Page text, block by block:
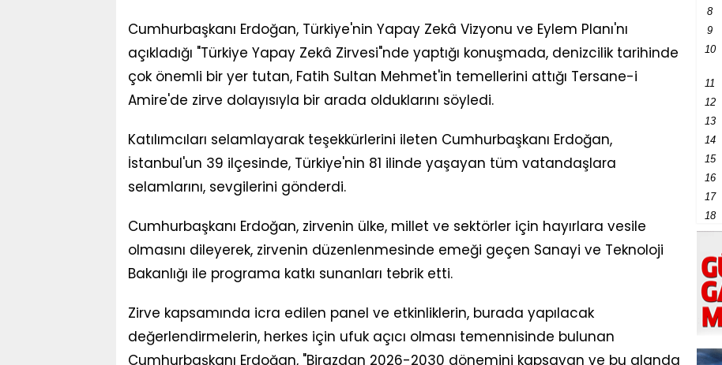
Cumhurbaşkanı Erdoğan, Türkiye'nin Yapay Zekâ Vizyonu ve Eylem Planı'nı
açıkladığı "Türkiye Yapay Zekâ Zirvesi"nde yaptığı konuşmada, denizcilik tarihinde
çok önemli bir yer tutan, Fatih Sultan Mehmet'in temellerini attığı Tersane-i
Amire'de zirve dolayısıyla bir arada olduklarını söyledi.
Katılımcıları selamlayarak teşekkürlerini ileten Cumhurbaşkanı Erdoğan,
İstanbul'un 39 ilçesinde, Türkiye'nin 81 ilinde yaşayan tüm vatandaşlara
selamlarını, sevgilerini gönderdi.
Cumhurbaşkanı Erdoğan, zirvenin ülke, millet ve sektörler için hayırlara vesile
olmasını dileyerek, zirvenin düzenlenmesinde emeği geçen Sanayi ve Teknoloji
Bakanlığı ile programa katkı sunanları tebrik etti.
Zirve kapsamında icra edilen panel ve etkinliklerin, burada yapılacak
değerlendirmelerin, herkes için ufuk açıcı olması temennisinde bulunan
Cumhurbaşkanı Erdoğan, "Birazdan 2026-2030 dönemini kapsayan ve bu alanda
8
9
10
11
12
13
14
15
16
17
18